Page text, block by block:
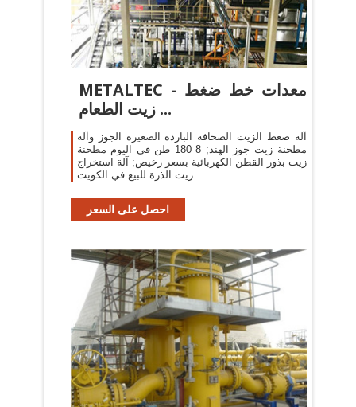
METALTEC - معدات خط ضغط
زيت الطعام ...
آلة ضغط الزيت الصحافة الباردة الصغيرة الجوز وآلة
مطحنة زيت جوز الهند; 8 180 طن في اليوم مطحنة
زيت بذور القطن الكهربائية بسعر رخيص; آلة استخراج
زيت الذرة للبيع في الكويت
احصل على السعر